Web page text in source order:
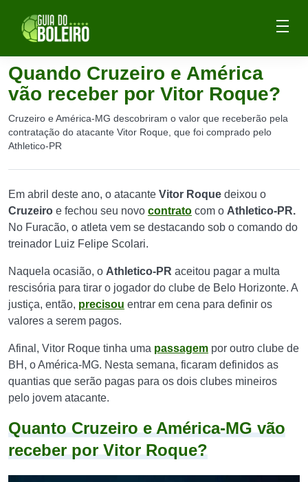
Quando Cruzeiro e América
vão receber por Vitor Roque?
Cruzeiro e América-MG descobriram o valor que receberão pela
contratação do atacante Vitor Roque, que foi comprado pelo
Athletico-PR
Em abril deste ano, o atacante Vitor Roque deixou o
Cruzeiro e fechou seu novo contrato com o Athletico-PR.
No Furacão, o atleta vem se destacando sob o comando do
treinador Luiz Felipe Scolari.
Naquela ocasião, o Athletico-PR aceitou pagar a multa
rescisória para tirar o jogador do clube de Belo Horizonte. A
justiça, então, precisou entrar em cena para definir os
valores a serem pagos.
Afinal, Vitor Roque tinha uma passagem por outro clube de
BH, o América-MG. Nesta semana, ficaram definidos as
quantias que serão pagas para os dois clubes mineiros
pelo jovem atacante.
Quanto Cruzeiro e América-MG vão
receber por Vitor Roque?